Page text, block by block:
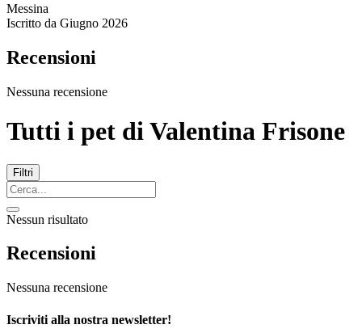
Messina
Iscritto da Giugno 2026
Recensioni
Nessuna recensione
Tutti i pet di Valentina Frisone
Filtri
Nessun risultato
Recensioni
Nessuna recensione
Iscriviti alla nostra newsletter!